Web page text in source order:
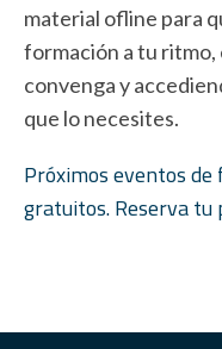
material ofline para
formación a tu ritmo,
convenga y
que lo necesites.
Próximos eventos
gratuitos. Reserva tu